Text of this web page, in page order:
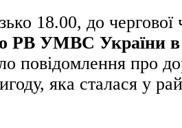
18.00, до чергової
РВ УМВС України
повідомлення про
яка сталася у